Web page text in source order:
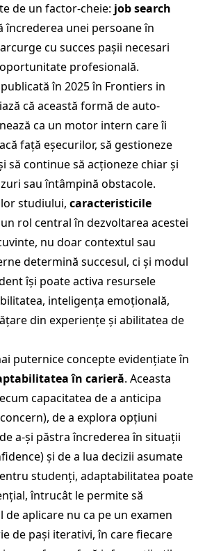
de un factor-cheie: job search
încrederea unei persoane în
cu succes pașii necesari
profesională.
în 2025 în Frontiers in
că această formă de auto-
ca un motor intern care îi
față eșecurilor, să gestioneze
să continue să acționeze chiar și
sau întâmpină obstacole.
studiului, caracteristicile
rol central în dezvoltarea acestei
nu doar contextul sau
determină succesul, ci și modul
își poate activa resursele
inteligența emoțională,
din experiențe și abilitatea de
puternice concepte evidențiate în
în carieră. Aceasta
capacitatea de a anticipa
de a explora opțiuni
a-și păstra încrederea în situații
și de a lua decizii asumate
studenți, adaptabilitatea poate
întrucât le permite să
de aplicare nu ca pe un examen
de pași iterativi, în care fiecare